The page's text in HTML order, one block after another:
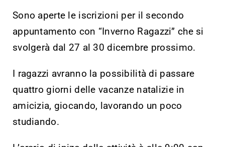
Sono aperte le iscrizioni per il secondo
appuntamento con “Inverno Ragazzi” che si
svolgerà dal 27 al 30 dicembre prossimo.
I ragazzi avranno la possibilità di passare
quattro giorni delle vacanze natalizie in
amicizia, giocando, lavorando un poco
studiando.